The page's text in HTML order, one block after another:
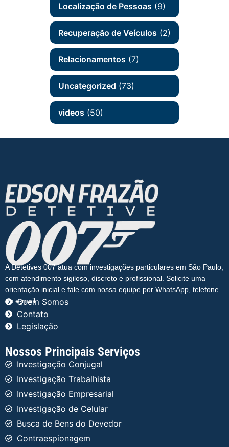
Localização de Pessoas (9)
Recuperação de Veículos (2)
Relacionamentos (7)
Uncategorized (73)
videos (50)
A Detetives 007 atua com investigações particulares em São Paulo,
com atendimento sigiloso, discreto e profissional. Solicite uma
orientação inicial e fale com nossa equipe por WhatsApp, telefone
ou e-mail.
Quem Somos
Contato
Legislação
Nossos Principais Serviços
Investigação Conjugal
Investigação Trabalhista
Investigação Empresarial
Investigação de Celular
Busca de Bens do Devedor
Contraespionagem